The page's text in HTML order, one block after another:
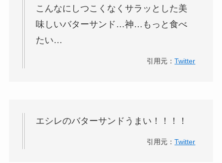
こんなにしつこくなくサラッとした美
味しいバターサンド…神…もっと食べ
たい…
引用元：Twitter
エシレのバターサンド うまい！！！！
引用元：Twitter